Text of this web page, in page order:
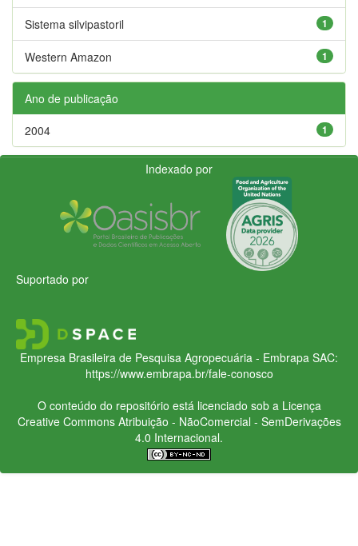
1
Sistema silvipastoril
1
Western Amazon
Ano de publicação
1
2004
Indexado por
Suportado por
Empresa Brasileira de Pesquisa Agropecuária - Embrapa SAC:
https://www.embrapa.br/fale-conosco
O conteúdo do repositório está licenciado sob a Licença
Creative CommonsAtribuição - NãoComercial - SemDerivações
4.0 Internacional.